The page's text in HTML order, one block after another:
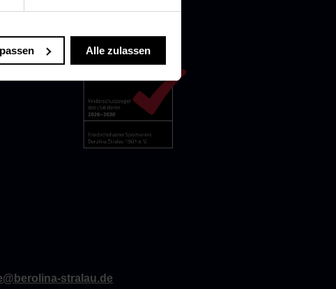
Alle zulassen
stralau.de